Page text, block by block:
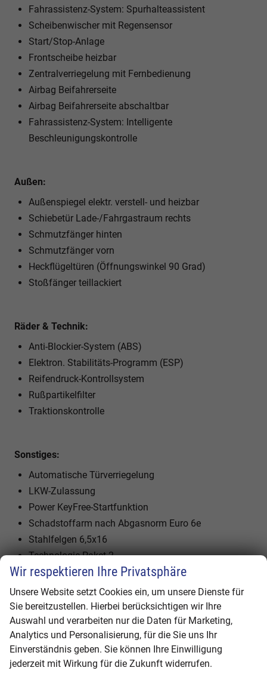
Fahrassistenz-System: Spurhalteassistent
Scheibenwischer mit Regensensor
Start/Stop-Anlage
Frontscheibe heizbar
Zentralverriegelung mit Fernbedienung
Airbag Beifahrerseite
Airbag Beifahrerseite abschaltbar
Fahrassistenz-System: Intelligente
Beschleunigungskontrolle
Außen:
Außenspiegel elektr. verstell- und heizbar
Schiebetür Lade-/Fahrgastraum rechts
Schmutzfänger hinten
Schmutzfänger vorn
Heckflügeltüren (Öffnungswinkel 90 Grad)
Stoßfänger teillackiert
Räder & Technik:
Anti-Blockier-System (ABS)
Elektron. Stabilitäts-Programm (ESP)
Reifendruck-Kontrollsystem
Rußpartikelfilter
Traktionskontrolle
Sonstiges:
Automatische Türverriegelung
LKW-Zulassung
Power KeyFree-Startfunktion
Schadstoffarm nach Abgasnorm Euro 6e
Stahlfelgen 6,5x16
Technologie-Paket 2
Reserverad in Fahrbereifung
Türentriegelung (2-Stufen) inkl. Verriegelung durch
Türzuschlagen
Innen
elektrisch
Wir respektieren Ihre Privatsphäre
Unsere Website setzt Cookies ein, um unsere Dienste für
Sie bereitzustellen. Hierbei berücksichtigen wir Ihre
Auswahl und verarbeiten nur die Daten für Marketing,
Analytics und Personalisierung, für die Sie uns Ihr
Einverständnis geben. Sie können Ihre Einwilligung
jederzeit mit Wirkung für die Zukunft widerrufen.